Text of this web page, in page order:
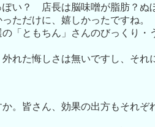
ぽい？ 店長は脳味噌が脂肪？ぬ
ただけに、嬉しかったですね。
「ともちん」さんのびっくり・
れた悔しさは無いですし、それ
。皆さん、効果の出方もそれぞ